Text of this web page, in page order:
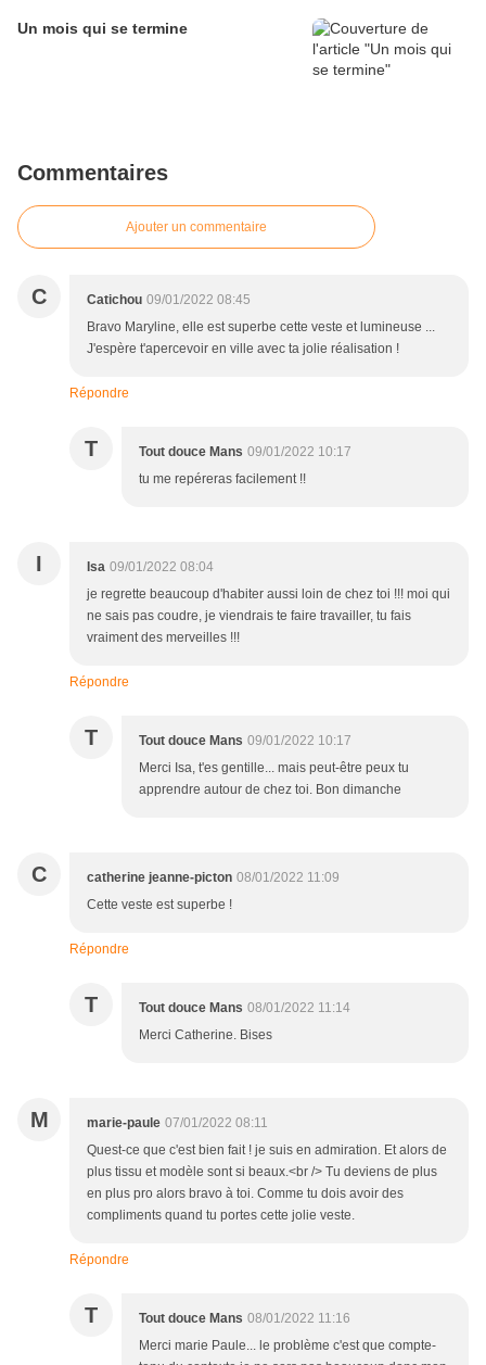
Un mois qui se termine
Commentaires
Ajouter un commentaire
C Catichou 09/01/2022 08:45
Bravo Maryline, elle est superbe cette veste et lumineuse ...
J'espère t'apercevoir en ville avec ta jolie réalisation !
Répondre
T Tout douce Mans 09/01/2022 10:17
tu me repéreras facilement !!
I Isa 09/01/2022 08:04
je regrette beaucoup d'habiter aussi loin de chez toi !!! moi qui
ne sais pas coudre, je viendrais te faire travailler, tu fais
vraiment des merveilles !!!
Répondre
T Tout douce Mans 09/01/2022 10:17
Merci Isa, t'es gentille... mais peut-être peux tu
apprendre autour de chez toi. Bon dimanche
C catherine jeanne-picton 08/01/2022 11:09
Cette veste est superbe !
Répondre
T Tout douce Mans 08/01/2022 11:14
Merci Catherine. Bises
M marie-paule 07/01/2022 08:11
Quest-ce que c'est bien fait ! je suis en admiration. Et alors de
plus tissu et modèle sont si beaux.<br /> Tu deviens de plus
en plus pro alors bravo à toi. Comme tu dois avoir des
compliments quand tu portes cette jolie veste.
Répondre
T Tout douce Mans 08/01/2022 11:16
Merci marie Paule... le problème c'est que compte-